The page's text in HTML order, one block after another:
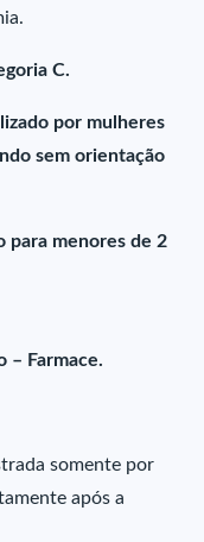
C.
por mulheres
sem orientação
para menores de 2
– Farmace.
somente por
após a